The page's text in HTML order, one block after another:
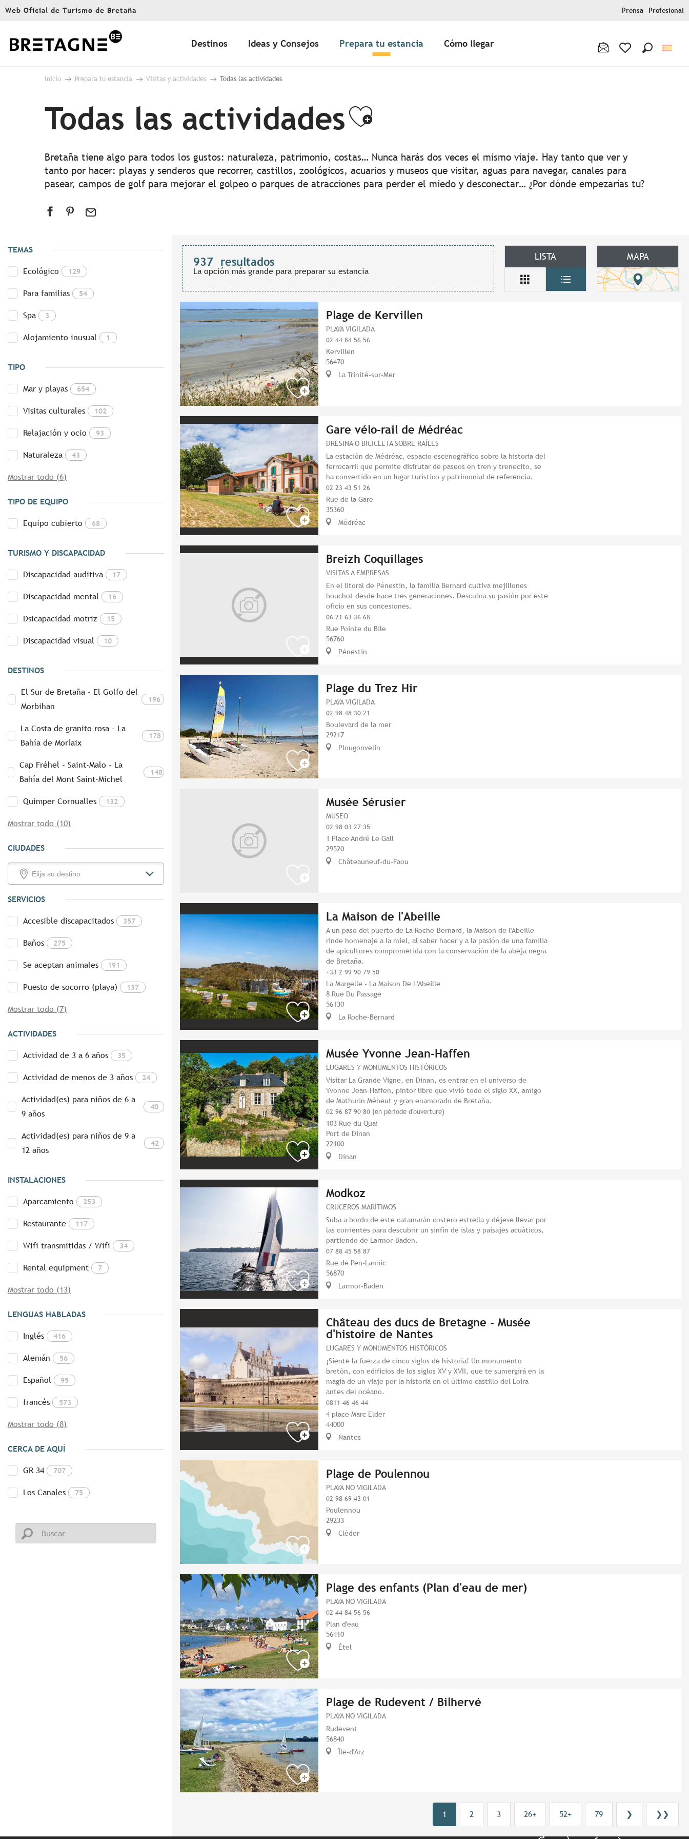
Aller
principal
Web Oficial de Turismo de Bretaña Prensa Profesional
Destinos Ideas y Consejos Prepara tu estancia Cómo llegar
Inicio Prepara tu estancia Visitas y actividades Todas las actividades
Todas las actividadesAjouter aux favoris
Bretaña tiene algo para todos los gustos: naturaleza, patrimonio, costas… Nunca harás dos veces el mismo viaje. Hay tanto que ver y
tanto por hacer: playas y senderos que recorrer, castillos, zoológicos, acuarios y museos que visitar, aguas para navegar, canales para
pasear, campos de golf para mejorar el golpeo o parques de atracciones para perder el miedo y desconectar… ¿Por dónde empezarías tu?
TEMAS
Ecológico 129
Para familias 54
Spa 3
Alojamiento inusual 1
TIPO
Mar y playas 654
Visitas culturales 102
Relajación y ocio 93
Naturaleza 43
Mostrar todo (6)
TIPO DE EQUIPO
Equipo cubierto 68
TURISMO Y DISCAPACIDAD
Discapacidad auditiva 17
Discapacidad mental 16
Dsicapacidad motriz 15
Discapacidad visual 10
DESTINOS
El Sur de Bretaña - El Golfo del
Morbihan
196
La Costa de granito rosa - La
Bahía de Morlaix
178
Cap Fréhel - Saint-Malo - La
Bahía del Mont Saint-Michel
148
Quimper Cornualles 132
Mostrar todo (10)
CIUDADES
SERVICIOS
Accesible discapacitados 357
Baños 275
Se aceptan animales 191
Puesto de socorro (playa) 137
Mostrar todo (7)
ACTIVIDADES
Actividad de 3 a 6 años 35
Actividad de menos de 3 años 24
Actividad(es) para niños de 6 a
9 años
40
Actividad(es) para niños de 9 a
12 años
42
INSTALACIONES
Aparcamiento 253
Restaurante 117
Wifi transmitidas / Wifi 34
Rental equipment 7
Mostrar todo (13)
LENGUAS HABLADAS
Inglés 416
Alemán 56
Español 95
francés 573
Mostrar todo (8)
CERCA DE AQUÍ
GR 34 707
Los Canales 75
937 resultados
La opción más grande para preparar su estancia
LISTA MAPA
Plage de Kervillen
PLAYA VIGILADA
02 44 84 56 56
Kervillen
56470
La Trinité-sur-Mer
Gare vélo-rail de Médréac
DRESINA O BICICLETA SOBRE RAÍLES
La estación de Médréac, espacio escenográfico sobre la historia del
ferrocarril que permite disfrutar de paseos en tren y trenecito, se
ha convertido en un lugar turístico y patrimonial de referencia.
02 23 43 51 26
Rue de la Gare
35360
Médréac
Breizh Coquillages
VISITAS A EMPRESAS
En el litoral de Pénestin, la familia Bernard cultiva mejillones
bouchot desde hace tres generaciones. Descubra su pasión por este
oficio en sus concesiones.
06 21 63 36 68
Rue Pointe du Bile
56760
Pénestin
Plage du Trez Hir
PLAYA VIGILADA
02 98 48 30 21
Boulevard de la mer
29217
Plougonvelin
Musée Sérusier
MUSEO
02 98 03 27 35
1 Place André Le Gall
29520
Châteauneuf-du-Faou
La Maison de l'Abeille
A un paso del puerto de La Roche-Bernard, la Maison de l'Abeille
rinde homenaje a la miel, al saber hacer y a la pasión de una familia
de apicultores comprometida con la conservación de la abeja negra
de Bretaña.
+33 2 99 90 79 50
La Margelle - La Maison De L'Abeille
8 Rue Du Passage
56130
La Roche-Bernard
Musée Yvonne Jean-Haffen
LUGARES Y MONUMENTOS HISTÓRICOS
Visitar La Grande Vigne, en Dinan, es entrar en el universo de
Yvonne Jean-Haffen, pintor libre que vivió todo el siglo XX, amigo
de Mathurin Méheut y gran enamorado de Bretaña.
02 96 87 90 80 (en période d'ouverture)
103 Rue du Quai
Port de Dinan
22100
Dinan
Modkoz
CRUCEROS MARÍTIMOS
Suba a bordo de este catamarán costero estrella y déjese llevar por
las corrientes para descubrir un sinfín de islas y paisajes acuáticos,
partiendo de Larmor-Baden.
07 88 45 58 87
Rue de Pen-Lannic
56870
Larmor-Baden
Château des ducs de Bretagne - Musée
d'histoire de Nantes
LUGARES Y MONUMENTOS HISTÓRICOS
¡Siente la fuerza de cinco siglos de historia! Un monumento
bretón, con edificios de los siglos XV y XVII, que te sumergirá en la
magia de un viaje por la historia en el último castillo del Loira
antes del océano.
0811 46 46 44
4 place Marc Elder
44000
Nantes
Plage de Poulennou
PLAYA NO VIGILADA
02 98 69 43 01
Poulennou
29233
Cléder
Plage des enfants (Plan d'eau de mer)
PLAYA NO VIGILADA
02 44 84 56 56
Plan d'eau
56410
Étel
Plage de Rudevent / Bilhervé
PLAYA NO VIGILADA
Rudevent
56840
Île-d'Arz
1 2 3 26+ 52+ 79 ❯ ❯❯